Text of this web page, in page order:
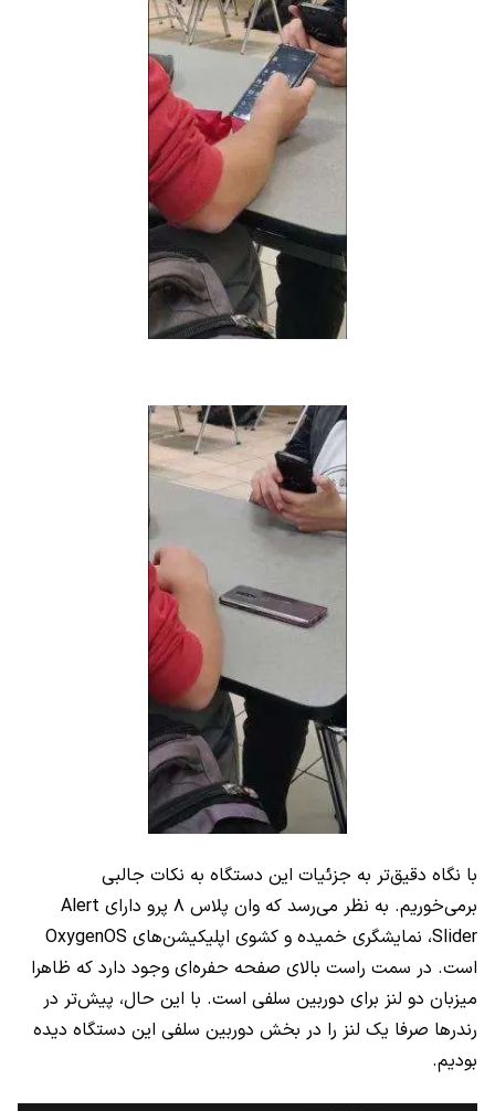
با نگاه دقیق‌تر به جزئیات این دستگاه به نکات جالبی
برمی‌خوریم. به نظر می‌رسد که وان پلاس ۸ پرو دارای Alert
Slider، نمایشگری خمیده و کشوی اپلیکیشن‌های OxygenOS
است. در سمت راست بالای صفحه حفره‌ای وجود دارد که ظاهرا
میزبان دو لنز برای دوربین سلفی است. با این حال، پیش‌تر در
رندرها صرفا یک لنز را در بخش دوربین سلفی این دستگاه دیده
بودیم.